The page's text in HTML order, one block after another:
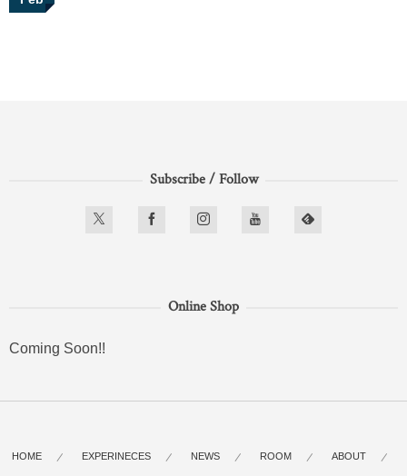
Subscribe / Follow
Online Shop
Coming Soon!!
HOME EXPERINECES NEWS ROOM ABOUT